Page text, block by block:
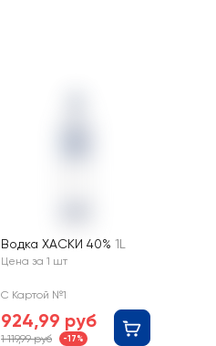
Водка ХАСКИ 40% 1L
Цена за 1 шт
С Картой №1
924,99 руб
1 119,99 руб -17%